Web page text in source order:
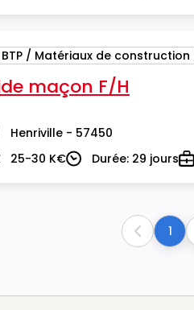
BTP / Matériaux de
maçon F/H
Henriville - 57450
25-30 K€DuréeDurée: 29 jours
Previous
1